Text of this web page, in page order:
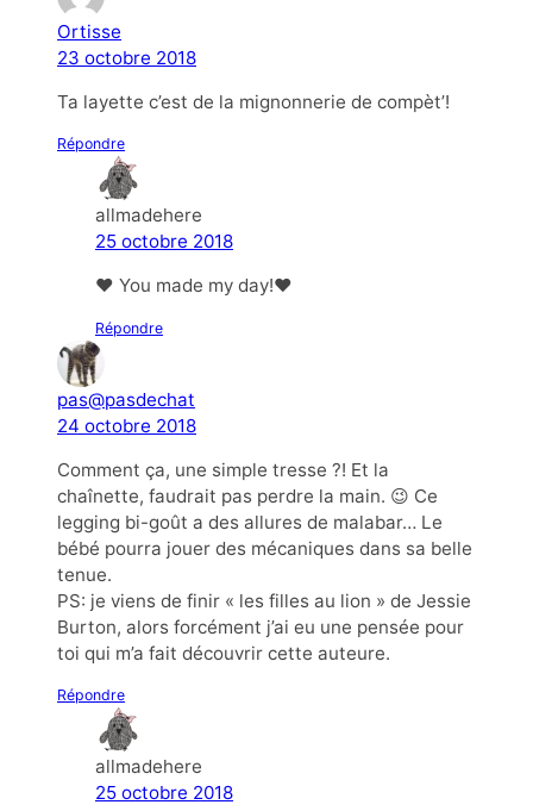
Ortisse
23 octobre 2018
Ta layette c’est de la mignonnerie de compèt’!
Répondre
allmadehere
25 octobre 2018
❤ You made my day!❤
Répondre
pas@pasdechat
24 octobre 2018
Comment ça, une simple tresse ?! Et la
chaînette, faudrait pas perdre la main. 😉 Ce
legging bi-goût a des allures de malabar… Le
bébé pourra jouer des mécaniques dans sa belle
tenue.
PS: je viens de finir « les filles au lion » de Jessie
Burton, alors forcément j’ai eu une pensée pour
toi qui m’a fait découvrir cette auteure.
Répondre
allmadehere
25 octobre 2018